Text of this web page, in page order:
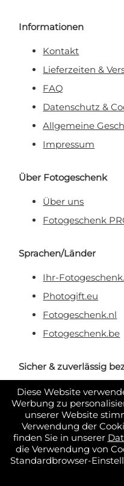
Diese Website
Werbung zu
unserer Website
Verwendung der
finden Sie in unserer
die Verwendung von
Standardbrowser-
Informationen
Kontakt
Lieferzeiten &
FAQ
Datenschutz &
Allgemeine
Impressum
Über Fotogeschenk
Über uns
Fotogeschenk
Sprachen/Länder
Ihr-
Photogift.eu
Fotogeschenk.nl
Fotogeschenk.be
Sicher & zuverlässig